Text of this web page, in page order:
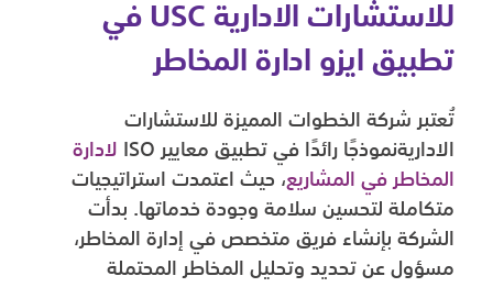
للاستشارات الادارية USC في
تطبيق ايزو ادارة المخاطر
تُعتبر شركة الخطوات المميزة للاستشارات
الاداريةنموذجًا رائدًا في تطبيق معايير ISO
لادارة
المخاطر في المشاريع، حيث اعتمدت استراتيجيات
متكاملة لتحسين سلامة وجودة خدماتها. بدأت
الشركة بإنشاء فريق متخصص في إدارة المخاطر،
مسؤول عن تحديد وتحليل المخاطر المحتملة